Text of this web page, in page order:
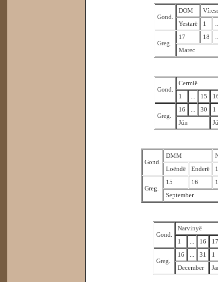
Gond.
DOM
Yestarë
1
Greg.
17 18
Marec
Gond.
Cermië
1
... 15
Greg.
16 ... 30
1
Jún
Gond.
DMM
Loëndë
Enderë
Greg.
15 16
September
Gond.
Narvinyë
1
... 16
Greg.
16 ... 31
1
December